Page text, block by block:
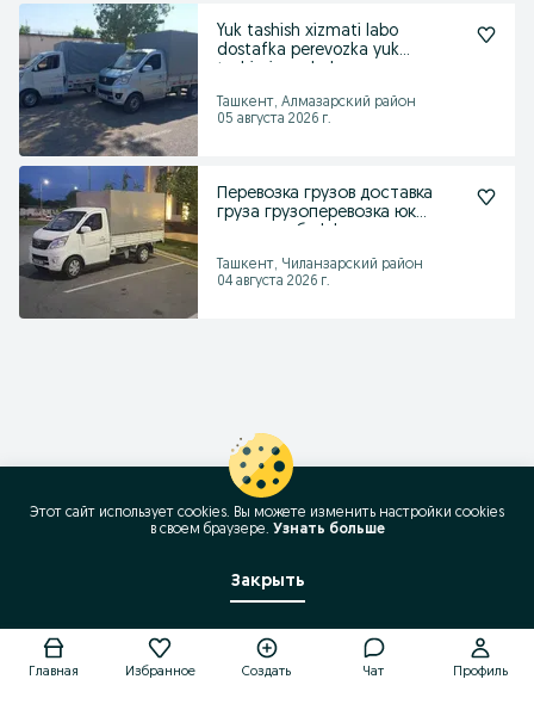
Yuk tashish xizmati labo
dostafka perevozka yuk
Ташкент, Алмазарский район
05 августа 2026 г.
Перевозка грузов доставка
груза грузоперевозка юк
Ташкент, Чиланзарский район
04 августа 2026 г.
Позвонить / SMS
Главная Избранное Создать Чат Профиль
Этот сайт использует cookies. Вы можете изменить настройки cookies
в своeм браузере. Узнать больше
Закрыть